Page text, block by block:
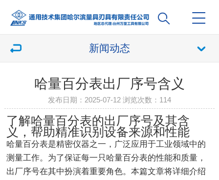
新闻动态
哈量百分表出厂序号含义
发布日期：2025-07-12 浏览次数： 114
了解哈量百分表的出厂序号及其含
义，帮助精准识别设备来源和性能
哈量百分表是精密仪器之一，广泛应用于工业领域中的
测量工作。为了保证每一只哈量百分表的性能和质量，
出厂序号在其中扮演着重要角色。本篇文章将详细介绍